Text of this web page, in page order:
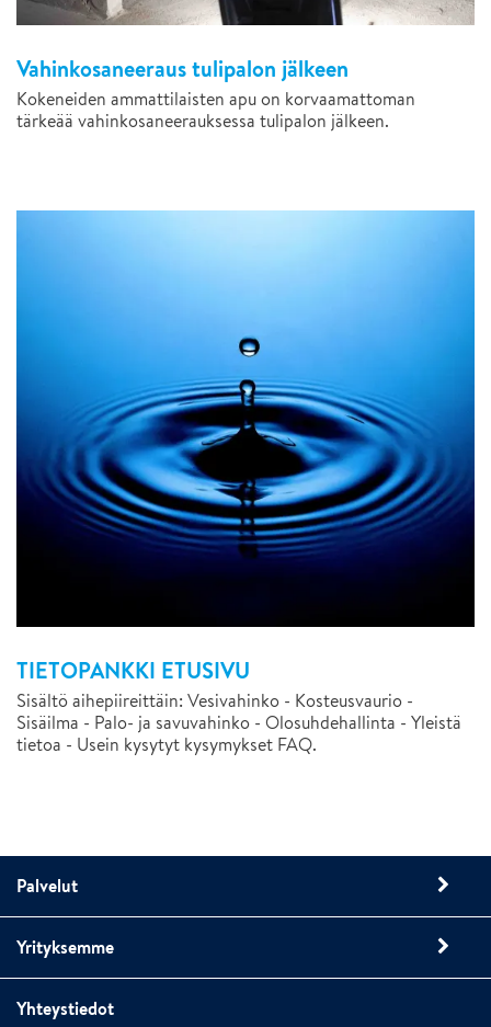
Vahinkosaneeraus tulipalon jälkeen
Kokeneiden ammattilaisten apu on korvaamattoman
tärkeää vahinkosaneerauksessa tulipalon jälkeen.
TIETOPANKKI ETUSIVU
Sisältö aihepiireittäin: Vesivahinko - Kosteusvaurio -
Sisäilma - Palo- ja savuvahinko - Olosuhdehallinta - Yleistä
tietoa - Usein kysytyt kysymykset FAQ.
Palvelut
Yrityksemme
Yhteystiedot